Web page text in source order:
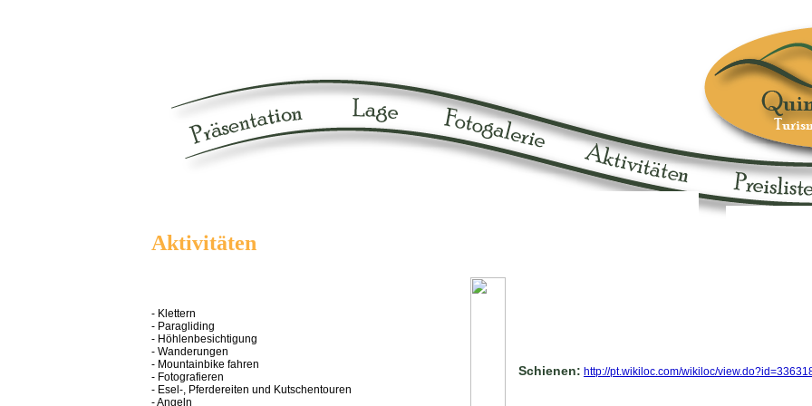
Aktivitäten
- Klettern
- Paragliding
- Höhlenbesichtigung
- Wanderungen
- Mountainbike fahren
- Fotografieren
- Esel-, Pferdereiten und Kutschentouren
- Angeln
Schienen: http://pt.wikiloc.com/wikiloc/